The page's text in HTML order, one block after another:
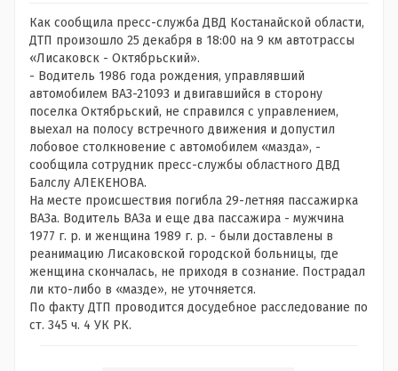
Как сообщила пресс-служба ДВД Костанайской области,
ДТП произошло 25 декабря в 18:00 на 9 км автотрассы
«Лисаковск - Октябрьский».
- Водитель 1986 года рождения, управлявший
автомобилем ВАЗ-21093 и двигавшийся в сторону
поселка Октябрьский, не справился с управлением,
выехал на полосу встречного движения и допустил
лобовое столкновение с автомобилем «мазда», -
сообщила сотрудник пресс-службы областного ДВД
Балслу АЛЕКЕНОВА.
На месте происшествия погибла 29-летняя пассажирка
ВАЗа. Водитель ВАЗа и еще два пассажира - мужчина
1977 г. р. и женщина 1989 г. р. - были доставлены в
реанимацию Лисаковской городской больницы, где
женщина скончалась, не приходя в сознание. Пострадал
ли кто-либо в «мазде», не уточняется.
По факту ДТП проводится досудебное расследование по
ст. 345 ч. 4 УК РК.